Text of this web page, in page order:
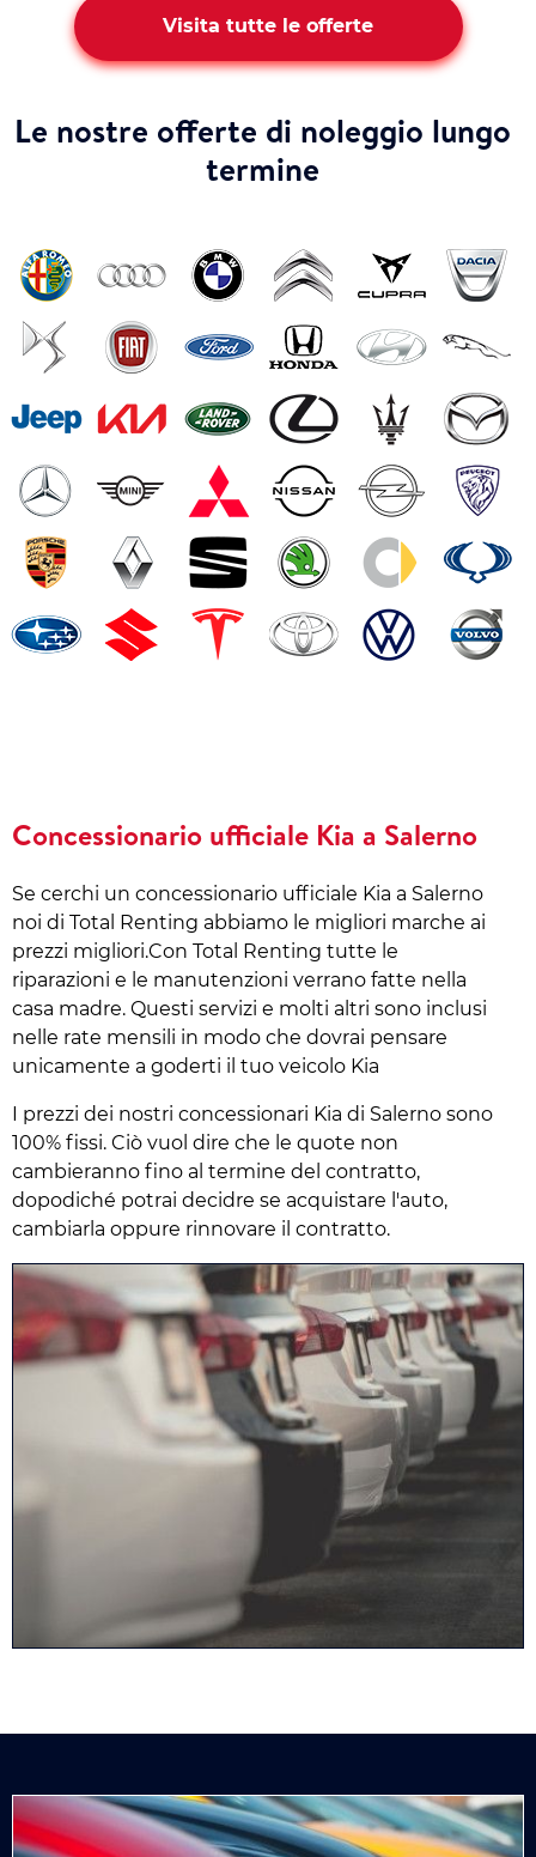
Visita tutte le offerte
Le nostre offerte di noleggio lungo
termine
Concessionario ufficiale Kia a Salerno
Se cerchi un concessionario ufficiale Kia a Salerno
noi di Total Renting abbiamo le migliori marche ai
prezzi migliori.Con Total Renting tutte le
riparazioni e le manutenzioni verrano fatte nella
casa madre. Questi servizi e molti altri sono inclusi
nelle rate mensili in modo che dovrai pensare
unicamente a goderti il tuo veicolo Kia
I prezzi dei nostri concessionari Kia di Salerno sono
100% fissi. Ciò vuol dire che le quote non
cambieranno fino al termine del contratto,
dopodiché potrai decidre se acquistare l'auto,
cambiarla oppure rinnovare il contratto.